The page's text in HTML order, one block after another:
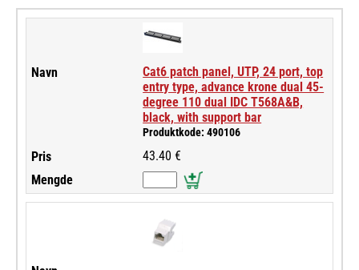
Cat6 patch panel, UTP, 24 port, top
entry type, advance krone dual 45-
degree 110 dual IDC T568A&B,
black, with support bar
Produktkode: 490106
43.40 €